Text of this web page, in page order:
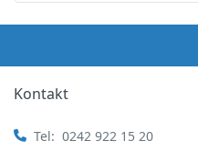
Kontakt
Tel: 0242 922 15 20